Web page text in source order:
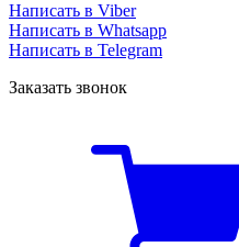
Написать в Viber
Написать в Whatsapp
Написать в Telegram
Заказать звонок